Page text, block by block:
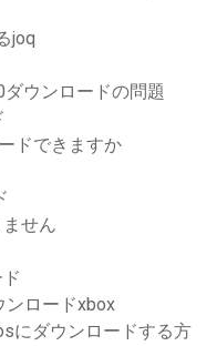
joq
ウンロードの問題
ドできますか
せん
ンロードxbox
にダウンロードする方